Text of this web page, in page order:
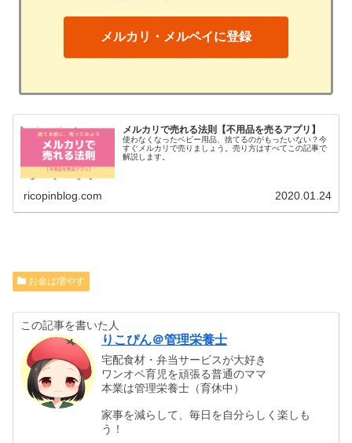
メルカリ・メルペイに登録
メルカリで売れる法則【不用品を売るアプリ】
使わなくなったベビー用品、捨てるのがもったいない？今
すぐメルカリで売りましょう。売り方はすべてこの記事で
解説します。
ricopinblog.com 2020.01.24
お金は増やす
この記事を書いた人
りこぴん＠管理栄養士
宅配食材・弁当サービスが大好き
ワンオペ育児を頑張る普通のママ
本業は管理栄養士（育休中）
家事を減らして、毎日を自分らしく楽しも
う！